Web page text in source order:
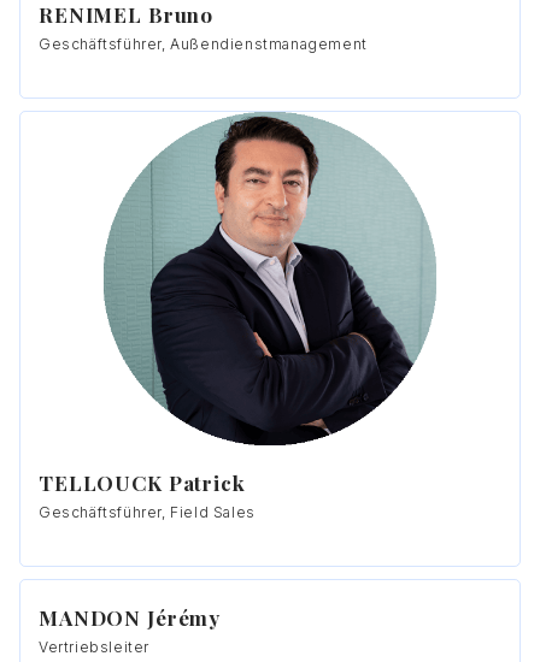
RENIMEL Bruno
Geschäftsführer, Außendienstmanagement
TELLOUCK Patrick
Geschäftsführer, Field Sales
MANDON Jérémy
Vertriebsleiter